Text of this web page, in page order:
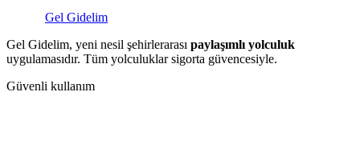
Gel Gidelim
Gel Gidelim, yeni nesil şehirlerarası paylaşımlı yolculuk
uygulamasıdır. Tüm yolculuklar sigorta güvencesiyle.
Güvenli kullanım